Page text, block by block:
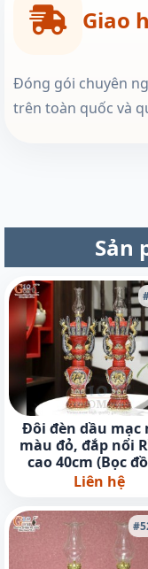
Giao
Đóng gói chuyên
trên toàn quốc và
Sản
Đôi đèn dầu mạc
màu đỏ, đắp nổi
cao 40cm (Bọc
Liên hệ